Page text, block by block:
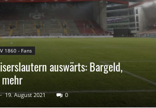
1860 - Fans
auswärts: Bargeld,
19. August 2021 0